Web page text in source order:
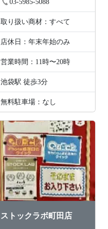
03-5985-5088
取り扱い商材：すべて
店休日：年末年始のみ
営業時間：11時〜20時
池袋駅 徒歩3分
無料駐車場：なし
ストックラボ町田店